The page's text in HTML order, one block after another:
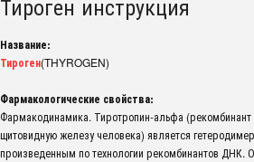
Название:
Тироген(THYROGEN)
Фармакологические свойства:
Фармакодинамика. Тиротропин-альфа
щитовидную железу человека) является
произведенным по технологии рекомбинантов ДНК.